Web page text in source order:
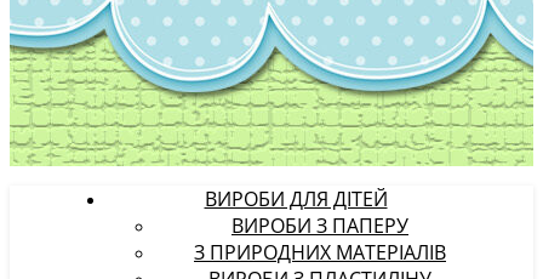
ВИРОБИ ДЛЯ ДІТЕЙ
ВИРОБИ З ПАПЕРУ
З ПРИРОДНИХ МАТЕРІАЛІВ